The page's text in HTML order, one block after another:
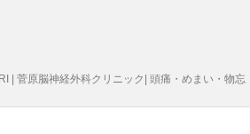
| 菅原脳神経外科クリニック| 頭痛・めまい・物忘